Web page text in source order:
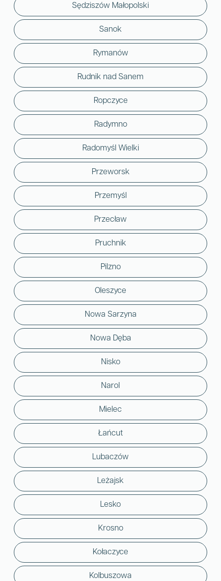
Sędziszów Małopolski
Sanok
Rymanów
Rudnik nad Sanem
Ropczyce
Radymno
Radomyśl Wielki
Przeworsk
Przemyśl
Przecław
Pruchnik
Pilzno
Oleszyce
Nowa Sarzyna
Nowa Dęba
Nisko
Narol
Mielec
Łańcut
Lubaczów
Leżajsk
Lesko
Krosno
Kołaczyce
Kolbuszowa